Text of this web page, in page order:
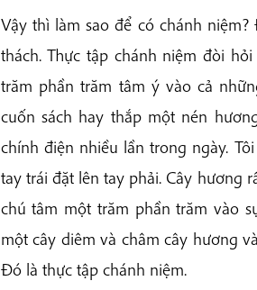
Vậy thì làm sao để có chánh
thách. Thực tập chánh niệm đòi
trăm phần trăm tâm ý vào cả
cuốn sách hay thắp một nén
chính điện nhiều lần trong ngày.
tay trái đặt lên tay phải. Cây hương
chú tâm một trăm phần trăm vào
một cây diêm và châm cây hương
Đó là thực tập chánh niệm.